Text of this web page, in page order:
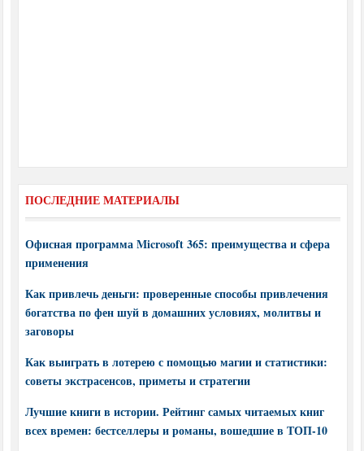
ПОСЛЕДНИЕ МАТЕРИАЛЫ
Офисная программа Microsoft 365: преимущества и сфера
применения
Как привлечь деньги: проверенные способы привлечения
богатства по фен шуй в домашних условиях, молитвы и
заговоры
Как выиграть в лотерею с помощью магии и статистики:
советы экстрасенсов, приметы и стратегии
Лучшие книги в истории. Рейтинг самых читаемых книг
всех времен: бестселлеры и романы, вошедшие в ТОП-10